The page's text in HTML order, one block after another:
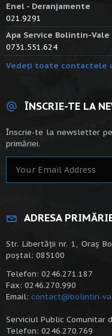
Enel - Deranjamente
021.9291
Apa Service Bolintin-Vale
0731.551.624
Vedeți toate contactele
ÎNSCRIE-TE LA
Înscrie-te la newsletter
primăriei.
ADRESA
Str. Libertății nr. 1, Oraș
poștal: 085100
Telefon: 0246.271.187
Fax: 0246.270.990
Email: contact@bolintin-
Serviciul Public Comunitar
Telefon: 0246.270.769